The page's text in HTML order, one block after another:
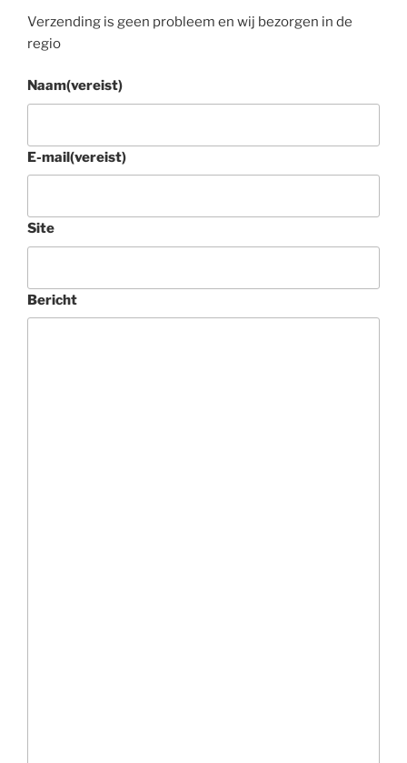
Verzending is geen probleem en wij bezorgen in de
regio
Naam(vereist)
E-mail(vereist)
Site
Bericht